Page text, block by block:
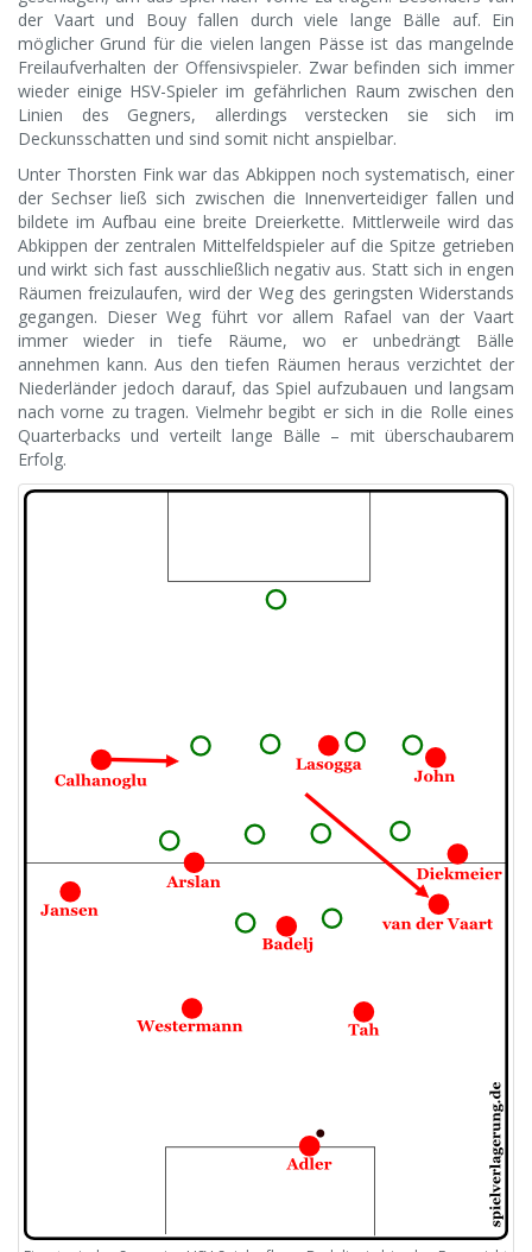
der Vaart und Bouy fallen durch viele lange Bälle auf. Ein
möglicher Grund für die vielen langen Pässe ist das mangelnde
Freilaufverhalten der Offensivspieler. Zwar befinden sich immer
wieder einige HSV-Spieler im gefährlichen Raum zwischen den
Linien des Gegners, allerdings verstecken sie sich im
Deckunsschatten und sind somit nicht anspielbar.
Unter Thorsten Fink war das Abkippen noch systematisch, einer
der Sechser ließ sich zwischen die Innenverteidiger fallen und
bildete im Aufbau eine breite Dreierkette. Mittlerweile wird das
Abkippen der zentralen Mittelfeldspieler auf die Spitze getrieben
und wirkt sich fast ausschließlich negativ aus. Statt sich in engen
Räumen freizulaufen, wird der Weg des geringsten Widerstands
gegangen. Dieser Weg führt vor allem Rafael van der Vaart
immer wieder in tiefe Räume, wo er unbedrängt Bälle
annehmen kann. Aus den tiefen Räumen heraus verzichtet der
Niederländer jedoch darauf, das Spiel aufzubauen und langsam
nach vorne zu tragen. Vielmehr begibt er sich in die Rolle eines
Quarterbacks und verteilt lange Bälle – mit überschaubarem
Erfolg.